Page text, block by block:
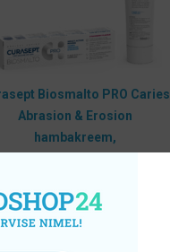
Biosmalto PRO Caries
Abrasion & Erosion
hambakreem,
15,00 €
Lisa korvi